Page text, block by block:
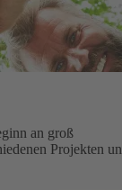
an groß
Projekten